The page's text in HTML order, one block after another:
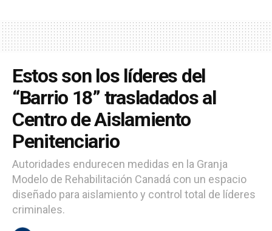
Estos son los líderes del
“Barrio 18” trasladados al
Centro de Aislamiento
Penitenciario
Autoridades endurecen medidas en la Granja
Modelo de Rehabilitación Canadá con un espacio
diseñado para aislamiento y control total de líderes
criminales.